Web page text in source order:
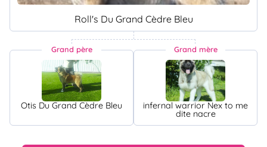
Roll's Du Grand Cèdre Bleu
Grand père
Otis Du Grand Cèdre Bleu
Grand mère
infernal warrior Nex to me
dite nacre